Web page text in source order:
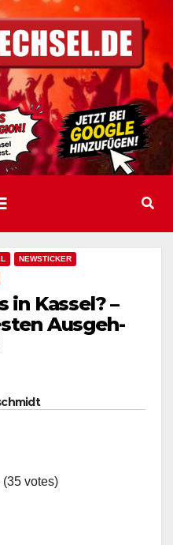
NEWSTICKER
in Kassel? –
Ausgeh-
(35 votes)